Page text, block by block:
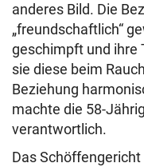
anderes Bild. Die
„freundschaftlich“
geschimpft und ihre
sie diese beim
Beziehung
machte die 58-
verantwortlich.
Das